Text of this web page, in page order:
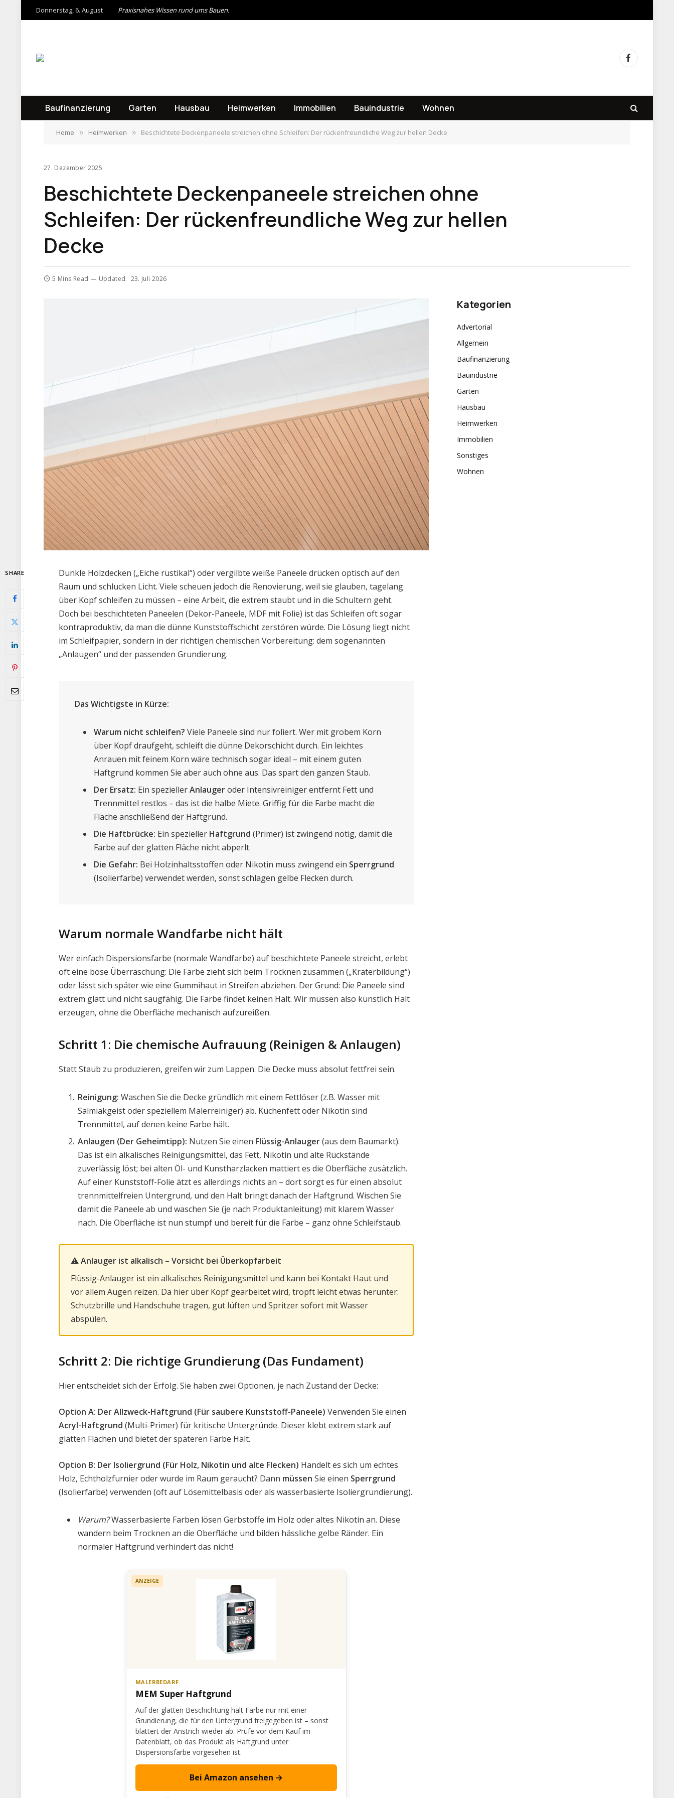
Donnerstag, 6. August Praxisnahes Wissen rund ums Bauen.
Facebook
Baufinanzierung Garten Hausbau Heimwerken Immobilien Bauindustrie Wohnen
Home » Heimwerken » Beschichtete Deckenpaneele streichen ohne Schleifen: Der rückenfreundliche Weg zur hellen Decke
27. Dezember 2025
Beschichtete Deckenpaneele streichen ohne
Schleifen: Der rückenfreundliche Weg zur hellen
Decke
5 Mins Read Updated: 23. Juli 2026
SHARE
Dunkle Holzdecken („Eiche rustikal“) oder vergilbte weiße Paneele drücken optisch auf den
Raum und schlucken Licht. Viele scheuen jedoch die Renovierung, weil sie glauben, tagelang
über Kopf schleifen zu müssen – eine Arbeit, die extrem staubt und in die Schultern geht.
Doch bei beschichteten Paneelen (Dekor-Paneele, MDF mit Folie) ist das Schleifen oft sogar
kontraproduktiv, da man die dünne Kunststoffschicht zerstören würde. Die Lösung liegt nicht
im Schleifpapier, sondern in der richtigen chemischen Vorbereitung: dem sogenannten
„Anlaugen“ und der passenden Grundierung.
Das Wichtigste in Kürze:
Warum nicht schleifen? Viele Paneele sind nur foliert. Wer mit grobem Korn
über Kopf draufgeht, schleift die dünne Dekorschicht durch. Ein leichtes
Anrauen mit feinem Korn wäre technisch sogar ideal – mit einem guten
Haftgrund kommen Sie aber auch ohne aus. Das spart den ganzen Staub.
Der Ersatz: Ein speziellerAnlaugeroder Intensivreiniger entfernt Fett und
Trennmittel restlos – das ist die halbe Miete. Griffig für die Farbe macht die
Fläche anschließend der Haftgrund.
Die Haftbrücke: Ein spezieller Haftgrund (Primer) ist zwingend nötig, damit die
Farbe auf der glatten Fläche nicht abperlt.
Die Gefahr: Bei Holzinhaltsstoffen oder Nikotin muss zwingend ein Sperrgrund
(Isolierfarbe) verwendet werden, sonst schlagen gelbe Flecken durch.
Warum normale Wandfarbe nicht hält
Wer einfach Dispersionsfarbe (normale Wandfarbe) auf beschichtete Paneele streicht, erlebt
oft eine böse Überraschung: Die Farbe zieht sich beim Trocknen zusammen („Kraterbildung“)
oder lässt sich später wie eine Gummihaut in Streifen abziehen. Der Grund: Die Paneele sind
extrem glatt und nicht saugfähig. Die Farbe findet keinen Halt. Wir müssen also künstlich Halt
erzeugen, ohne die Oberfläche mechanisch aufzureißen.
Schritt 1: Die chemische Aufrauung (Reinigen & Anlaugen)
Statt Staub zu produzieren, greifen wir zum Lappen. Die Decke muss absolut fettfrei sein.
Reinigung: Waschen Sie die Decke gründlich mit einem Fettlöser (z.B. Wasser mit
Salmiakgeist oder speziellem Malerreiniger) ab. Küchenfett oder Nikotin sind
Trennmittel, auf denen keine Farbe hält.
Anlaugen (Der Geheimtipp): Nutzen Sie einen Flüssig-Anlauger(aus dem Baumarkt).
Das ist ein alkalisches Reinigungsmittel, das Fett, Nikotin und alte Rückstände
zuverlässig löst; bei alten Öl- und Kunstharzlacken mattiert es die Oberfläche zusätzlich.
Auf einer Kunststoff-Folie ätzt es allerdings nichts an – dort sorgt es für einen absolut
trennmittelfreien Untergrund, und den Halt bringt danach der Haftgrund. Wischen Sie
damit die Paneele ab und waschen Sie (je nach Produktanleitung) mit klarem Wasser
nach. Die Oberfläche ist nun stumpf und bereit für die Farbe – ganz ohne Schleifstaub.
⚠️ Anlauger ist alkalisch – Vorsicht bei Überkopfarbeit
Flüssig-Anlauger ist ein alkalisches Reinigungsmittel und kann bei Kontakt Haut und
vor allem Augen reizen. Da hier über Kopf gearbeitet wird, tropft leicht etwas herunter:
Schutzbrille und Handschuhe tragen, gut lüften und Spritzer sofort mit Wasser
abspülen.
Schritt 2: Die richtige Grundierung (Das Fundament)
Hier entscheidet sich der Erfolg. Sie haben zwei Optionen, je nach Zustand der Decke:
Option A: Der Allzweck-Haftgrund (Für saubere Kunststoff-Paneele) Verwenden Sie einen
Acryl-Haftgrund (Multi-Primer) für kritische Untergründe. Dieser klebt extrem stark auf
glatten Flächen und bietet der späteren Farbe Halt.
Option B: Der Isoliergrund (Für Holz, Nikotin und alte Flecken) Handelt es sich um echtes
Holz, Echtholzfurnier oder wurde im Raum geraucht? Dann müssen Sie einen Sperrgrund
(Isolierfarbe) verwenden (oft auf Lösemittelbasis oder als wasserbasierte Isoliergrundierung).
Warum?Wasserbasierte Farben lösen Gerbstoffe im Holz oder altes Nikotin an. Diese
wandern beim Trocknen an die Oberfläche und bilden hässliche gelbe Ränder. Ein
normaler Haftgrund verhindert das nicht!
ANZEIGE
MALERBEDARF
MEM Super Haftgrund
Auf der glatten Beschichtung hält Farbe nur mit einer
Grundierung, die für den Untergrund freigegeben ist – sonst
blättert der Anstrich wieder ab. Prüfe vor dem Kauf im
Datenblatt, ob das Produkt als Haftgrund unter
Dispersionsfarbe vorgesehen ist.
Bei Amazon ansehen →
Kategorien
Advertorial
Allgemein
Baufinanzierung
Bauindustrie
Garten
Hausbau
Heimwerken
Immobilien
Sonstiges
Wohnen